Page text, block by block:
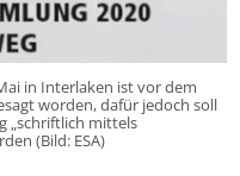
in Interlaken ist vor dem
worden, dafür jedoch soll
„schriftlich mittels
(Bild: ESA)